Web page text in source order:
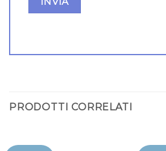
PRODOTTI CORRELATI